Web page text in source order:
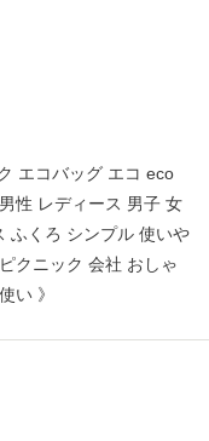
エコバッグ エコ eco
性 レディース 男子 女
ふくろ シンプル 使いや
クニック 会社 おしゃ
い 》